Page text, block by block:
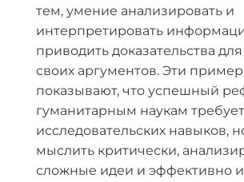
тем, умение анализировать и
интерпретировать
приводить доказательства
своих аргументов. Эти
показывают, что успешный
гуманитарным наукам
исследовательских навыков,
мыслить критически,
сложные идеи и эффективно